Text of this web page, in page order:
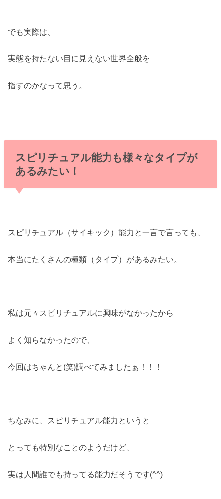
でも実際は、
実態を持たない目に見えない世界全般を
指すのかなって思う。
スピリチュアル能力も様々なタイプが
あるみたい！
スピリチュアル（サイキック）能力と一言で言っても、
本当にたくさんの種類（タイプ）があるみたい。
私は元々スピリチュアルに興味がなかったから
よく知らなかったので、
今回はちゃんと(笑)調べてみましたぁ！！！
ちなみに、スピリチュアル能力というと
とっても特別なことのようだけど、
実は人間誰でも持ってる能力だそうです(^^)